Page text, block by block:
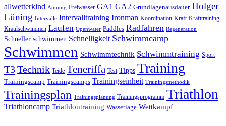
allwetterkind Atmung Freiwasser GA1 GA2 Grundlagenausdauer Holger
Lüning Intervalle Intervalltraining Ironman Koordination Kraft Krafttraining
Kraulschwimmen Laufen Openwater Paddles Radfahren Regeneration
Schneller schwimmen Schnelligkeit Schwimmcamp
Schwimmen Schwimmtechnik Schwimmtraining Sport
T3Technik Teide Teneriffa Test Tipps Training
Trainingscamp Trainingscamps Trainingseinheit Trainingsmethodik
Trainingsplan Trainingsplanung Trainingsprogramm Triathlon
Triathloncamp Triathlontraining Wasserlage Wettkampf